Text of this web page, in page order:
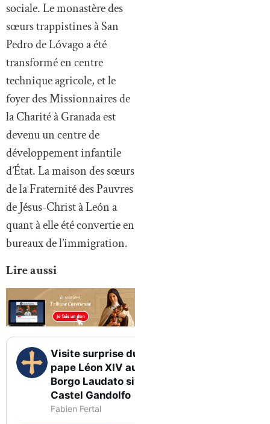
sociale. Le monastère des
sœurs trappistines à San
Pedro de Lóvago a été
transformé en centre
technique agricole, et le
foyer des Missionnaires de
la Charité à Granada est
devenu un centre de
développement infantile
d’État. La maison des sœurs
de la Fraternité des Pauvres
de Jésus-Christ à León a
quant à elle été convertie en
bureaux de l’immigration.
Lire aussi